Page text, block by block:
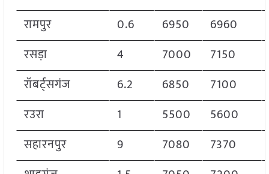
रामपुर
0.6 6950
6960
रसड़ा
4 7000
7150
रॉबर्ट्सगंज
6.2 6850
7100
रउरा
1 5500
5600
सहारनपुर
9 7080
7370